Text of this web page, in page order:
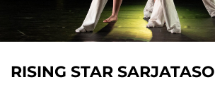
RISING STAR SARJATASO